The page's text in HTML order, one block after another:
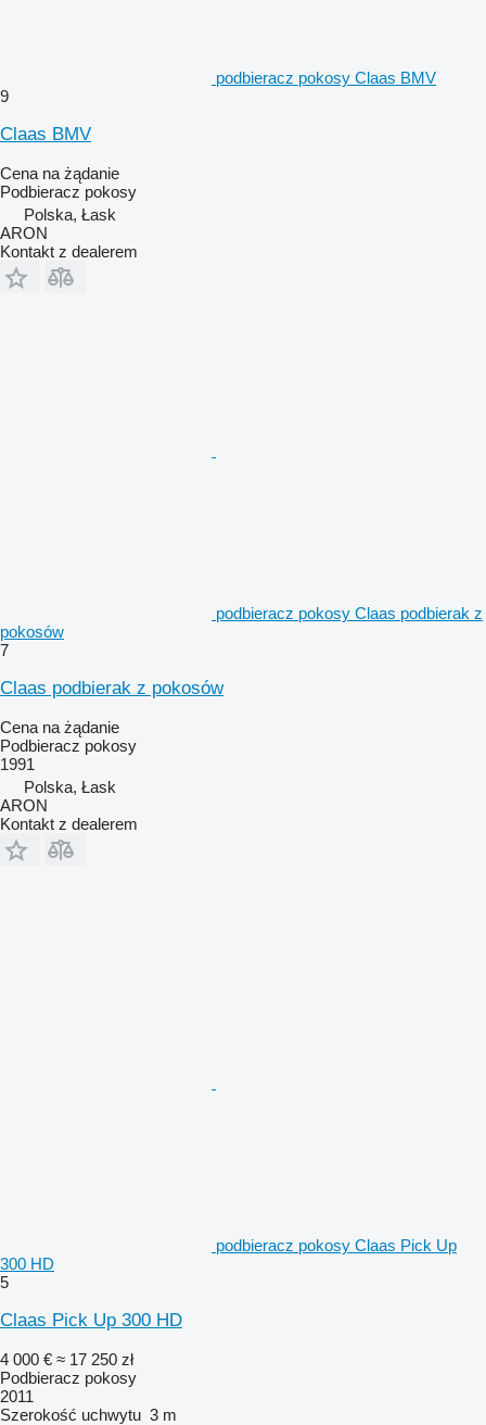
podbieracz pokosy Claas BMV
9
Claas BMV
Cena na żądanie
Podbieracz pokosy
Polska, Łask
ARON
Kontakt z dealerem
podbieracz pokosy Claas podbierak z
pokosów
7
Claas podbierak z pokosów
Cena na żądanie
Podbieracz pokosy
1991
Polska, Łask
ARON
Kontakt z dealerem
podbieracz pokosy Claas Pick Up
300 HD
5
Claas Pick Up 300 HD
4 000 € ≈ 17 250 zł
Podbieracz pokosy
2011
Szerokość uchwytu 3 m